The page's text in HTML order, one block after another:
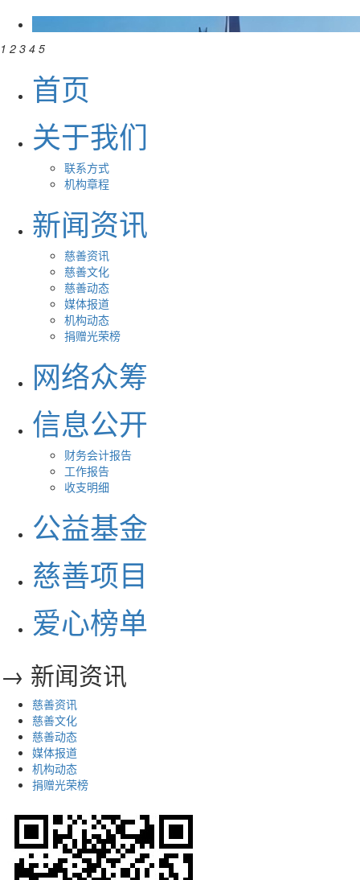
1 2 3 4 5
首页
关于我们
联系方式
机构章程
新闻资讯
慈善资讯
慈善文化
慈善动态
媒体报道
机构动态
捐赠光荣榜
网络众筹
信息公开
财务会计报告
工作报告
收支明细
公益基金
慈善项目
爱心榜单
→ 新闻资讯
慈善资讯
慈善文化
慈善动态
媒体报道
机构动态
捐赠光荣榜